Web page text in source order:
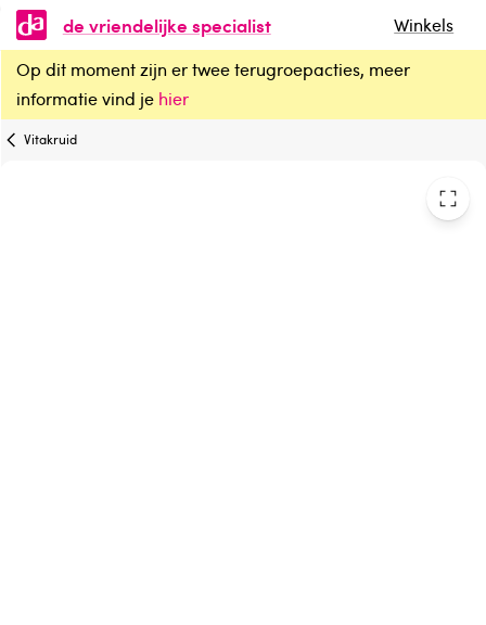
de vriendelijke specialist
Winkels
Op dit moment zijn er twee terugroepacties, meer
informatie vind je hier
Vitakruid Whey Protein Concentrate - Chocolade
Vitakruid